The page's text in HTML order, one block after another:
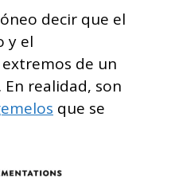
decir que el
y el
de un
realidad, son
que se